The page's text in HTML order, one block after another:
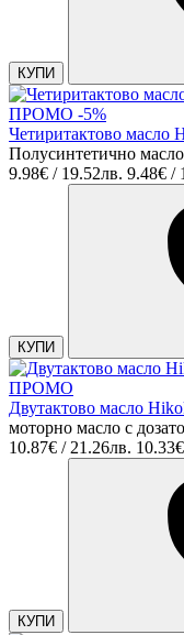
КУПИ
ПРОМО -5%
Четиритактово масло
Полусинтетично масло
9.98€ / 19.52лв. 9.48€ /
КУПИ
ПРОМО
Двутактово масло
моторно масло с
10.87€ / 21.26лв.
КУПИ